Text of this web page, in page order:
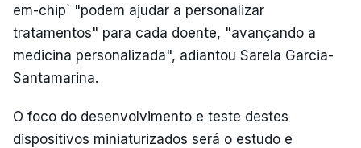
em-chip` "podem ajudar a personalizar
tratamentos" para cada doente, "avançando a
medicina personalizada", adiantou Sarela Garcia-
Santamarina.
O foco do desenvolvimento e teste destes
dispositivos miniaturizados será o estudo e